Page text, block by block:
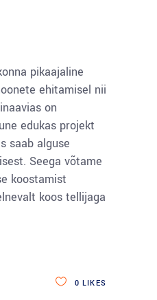
pikaajaline
ehitamisel nii
on
edukas projekt
saab alguse
Seega võtame
koostamist
koos tellijaga
0 LIKES